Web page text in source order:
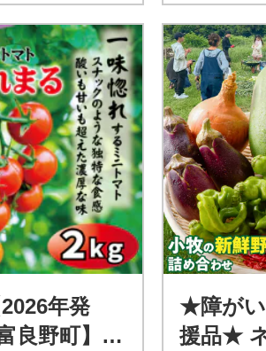
年発
良野町】寺
★障がい
援品★